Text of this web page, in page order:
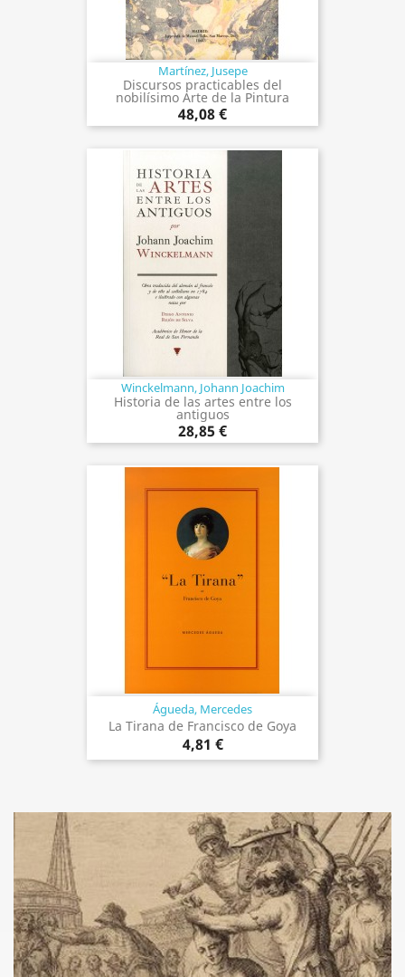
Martínez, Jusepe
Discursos practicables del
nobilísimo Arte de la Pintura
48,08 €
Winckelmann, Johann Joachim
Historia de las artes entre los
antiguos
28,85 €
Águeda, Mercedes
La Tirana de Francisco de Goya
4,81 €